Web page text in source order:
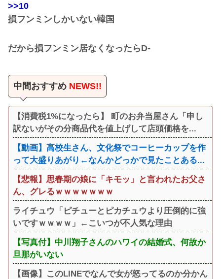
>>10
損フンミンしかいない韓国
だから損フンミン居なくなったらD-
中間おすすめNEWS!!
【消費税1%になったら】 町のお弁当屋さん「申し
訳ないがその分商品代を値上げして店頭価格を...
【動画】高校生さん、文化祭でコーヒーカップを作
って大盛りあがり←なんかどっかで見たことある...
【悲報】思春期の娘に「キモッ」と言われたお父さ
ん、グレるｗｗｗｗｗｗｗ
ライチュウ「ピチューとピカチュウより圧倒的に強
いですｗｗｗｗ」←こいつが不人気な理由
【写真付】中川翔子さんのハワイの結婚式、何故か
旦那がいない
【画像】このLINEでなんで女が怒ってるのか分かん